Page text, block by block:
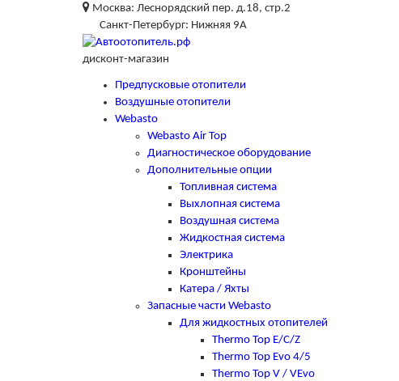
Москва: Леснорядский пер. д.18, стр.2
Санкт-Петербург: Нижняя 9А
дисконт-магазин
Предпусковые отопители
Воздушные отопители
Webasto
Webasto Air Top
Диагностическое оборудование
Дополнительные опции
Топливная система
Выхлопная система
Воздушная система
Жидкостная система
Электрика
Кронштейны
Катера / Яхты
Запасные части Webasto
Для жидкостных отопителей
Thermo Top E/C/Z
Thermo Top Evo 4/5
Thermo Top V / VEvo